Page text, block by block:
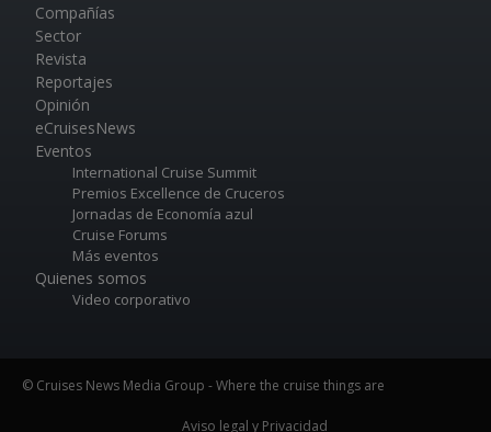
Compañías
Sector
Revista
Reportajes
Opinión
eCruisesNews
Eventos
International Cruise Summit
Premios Excellence de Cruceros
Jornadas de Economía azul
Cruise Forums
Más eventos
Quienes somos
Video corporativo
© Cruises News Media Group - Where the cruise things are
Aviso legal y Privacidad